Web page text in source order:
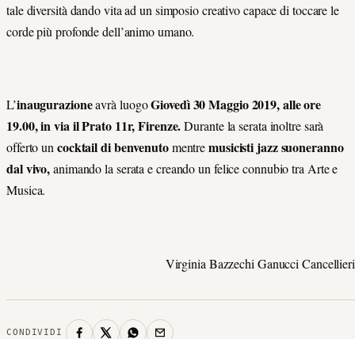
tale diversità dando vita ad un simposio creativo capace di toccare le
corde più profonde dell’animo umano.
L’inaugurazioneavrà luogoGiovedì 30 Maggio 2019, alle ore
19.00, in via il Prato 11r, Firenze.Durante la serata inoltre sarà
offerto uncocktail di benvenutomentremusicisti jazzsuoneranno
dal vivo,animando la serata e creando un felice connubio tra Arte e
Musica.
Virginia Bazzechi Ganucci Cancellieri
CONDIVIDI